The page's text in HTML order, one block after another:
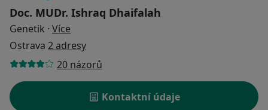
Doc. MUDr. Ishraq Dhaifalah
Genetik · Více
Ostrava 2 adresy
20 názorů
Kontaktní údaje